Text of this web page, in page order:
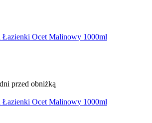
Łazienki Ocet Malinowy 1000ml
przed obniżką
Łazienki Ocet Malinowy 1000ml